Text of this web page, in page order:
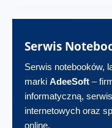
Serwis
Serwis notebooków,
marki AdeeSoft –
informatyczną,
internetowych oraz
online.